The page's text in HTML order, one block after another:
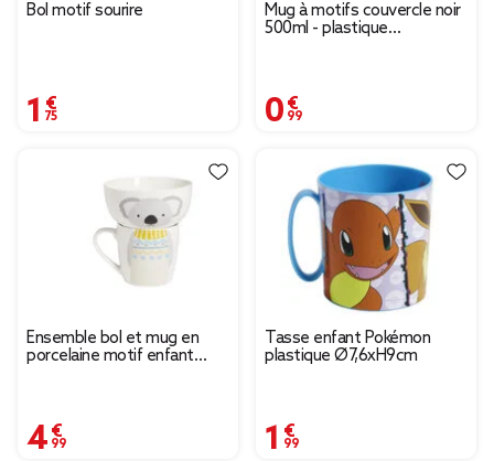
Bol motif sourire
1,75 €
Mug à motifs couvercle noir
500ml - plastique
0,99 €
Ensemble bol et mug en
porcelaine motif enfant
4,99 €
Tasse enfant Pokémon
plastique Ø7,6xH9cm
1,99 €